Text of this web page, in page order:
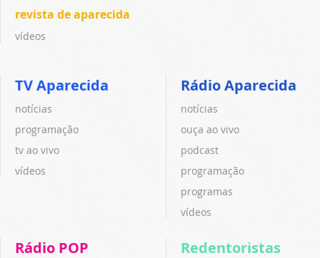
revista de aparecida
vídeos
TV Aparecida
notícias
programação
tv ao vivo
vídeos
Rádio Aparecida
notícias
ouça ao vivo
podcast
programação
programas
vídeos
Rádio POP Redentoristas